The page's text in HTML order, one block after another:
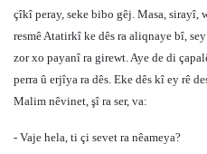
çîkî peray, seke bibo gêj. Masa, sirayî,
resmê Atatirkî ke dês ra aliqnaye bî,
zor xo payanî ra girewt. Aye de di
perra û erjîya ra dês. Eke dês kî ey rê
Malim nêvinet, şî ra ser, va:
- Vaje hela, ti çi sevet ra nêameya?